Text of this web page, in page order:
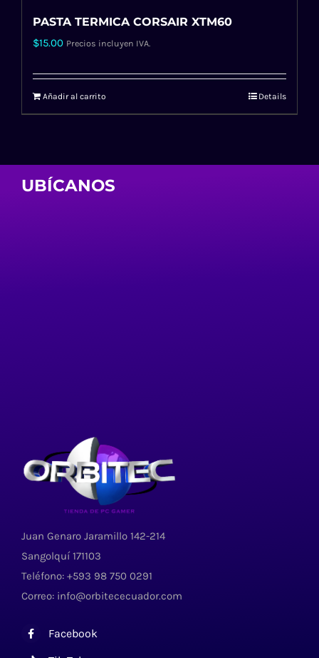
PASTA TERMICA CORSAIR XTM60
$15.00 Precios incluyen IVA.
Añadir al carrito Details
UBÍCANOS
Juan Genaro Jaramillo 142-214
Sangolquí 171103
Teléfono: +593 98 750 0291
Correo: info@orbitececuador.com
Facebook